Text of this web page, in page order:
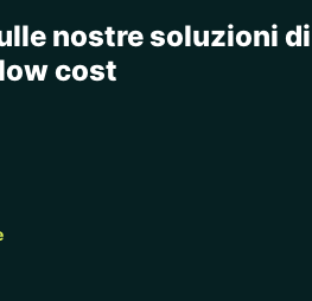
nostre soluzioni di
cost